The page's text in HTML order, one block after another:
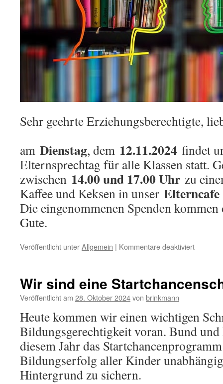
Sehr geehrte Erziehungsberechtigte,
am Dienstag, dem 12.11.2024 findet
Elternsprechtag für alle Klassen statt.
zwischen 14.00 und 17.00 Uhr zu
Kaffee und Keksen in unser Elterncafe
Die eingenommenen Spenden
Gute.
Veröffentlicht unterAllgemein | Kommentare deaktiviertfür
Wir sind eine
Veröffentlicht am 28. Oktober 2024von brinkmann
Heute kommen wir einen wichtigen
Bildungsgerechtigkeit voran. Bund
diesem Jahr das
Bildungserfolg aller Kinder
Hintergrund zu sichern.